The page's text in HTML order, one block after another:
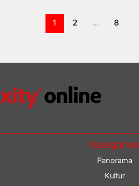
1 2 … 8
Kategorien
Panorama
Kultur